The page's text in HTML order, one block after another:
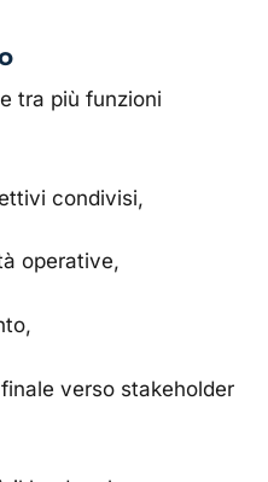
tra più funzioni
condivisi,
operative,
verso stakeholder